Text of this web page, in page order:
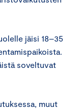
jäisi 18–35
soveltuvat
muut